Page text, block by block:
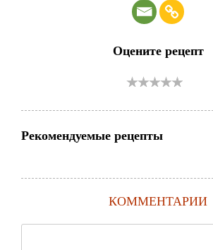
Оцените рецепт
Рекомендуемые рецепты
КОММЕНТАРИИ